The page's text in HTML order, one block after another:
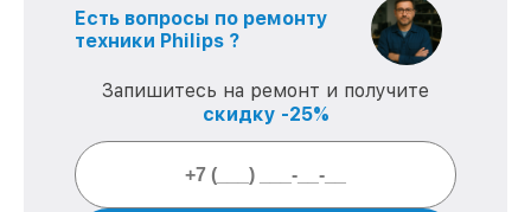
Есть вопросы по ремонту
техники Philips ?
Запишитесь на ремонт и получите
скидку -25%